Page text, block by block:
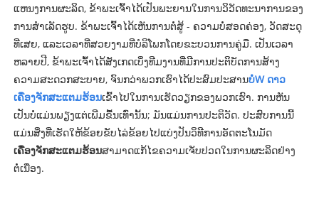
ແຫນງການຜະລິດ, ຂ້າພະເຈົ້າໄດ້ເປັນພະຍານໃນການວິວັດທະນາການຂອງ
ການສໍາເລັດຮູບ. ຂ້າພະເຈົ້າໄດ້ເຫັນການຕໍ່ສູ້ - ຄວາມບໍ່ສອດຄ່ອງ, ວັດສະດຸ
ທີ່ເສຍ, ແລະເວລາທີ່ສວຍງາມທີ່ບໍລິໂພກໂດຍຂະບວນການຄູ່ມື. ເປັນເວລາ
ຫລາຍປີ, ຂ້າພະເຈົ້າໄດ້ສັງເກດເບິ່ງທີມງານທີ່ມີການປະຕິບັດການສ້າງ
ຄວາມສະດວກສະບາຍ, ຈົນກວ່າພວກເຮົາໄດ້ປະສົມປະສານບໍ່W ດາວ
ເຄື່ອງຈັກສະແຕມຮ້ອນເຂົ້າໄປໃນການເຮັດວຽກຂອງພວກເຮົາ. ການຫັນ
ເປັນບໍ່ແມ່ນພຽງແຕ່ເພີ່ມຂື້ນເທົ່ານັ້ນ; ມັນແມ່ນການປະຕິວັດ. ປະສົບການນີ້
ແມ່ນສິ່ງທີ່ເຮັດໃຫ້ຂ້ອຍຂັບໄລ່ຂ້ອຍໄປແບ່ງປັນວິທີການອັດຕະໂນມັດ
ເຄື່ອງຈັກສະແຕມຮ້ອນສາມາດແກ້ໄຂຄວາມເຈັບປວດໃນການຜະລິດຢ່າງ
ຕໍ່ເນື່ອງ.